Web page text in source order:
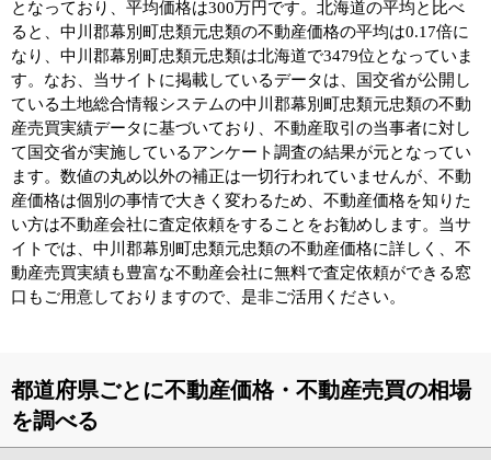
となっており、平均価格は300万円です。北海道の平均と比べ
ると、中川郡幕別町忠類元忠類の不動産価格の平均は0.17倍に
なり、中川郡幕別町忠類元忠類は北海道で3479位となっていま
す。なお、当サイトに掲載しているデータは、国交省が公開し
ている土地総合情報システムの中川郡幕別町忠類元忠類の不動
産売買実績データに基づいており、不動産取引の当事者に対し
て国交省が実施しているアンケート調査の結果が元となってい
ます。数値の丸め以外の補正は一切行われていませんが、不動
産価格は個別の事情で大きく変わるため、不動産価格を知りた
い方は不動産会社に査定依頼をすることをお勧めします。当サ
イトでは、中川郡幕別町忠類元忠類の不動産価格に詳しく、不
動産売買実績も豊富な不動産会社に無料で査定依頼ができる窓
口もご用意しておりますので、是非ご活用ください。
都道府県ごとに不動産価格・不動産売買の相場
を調べる